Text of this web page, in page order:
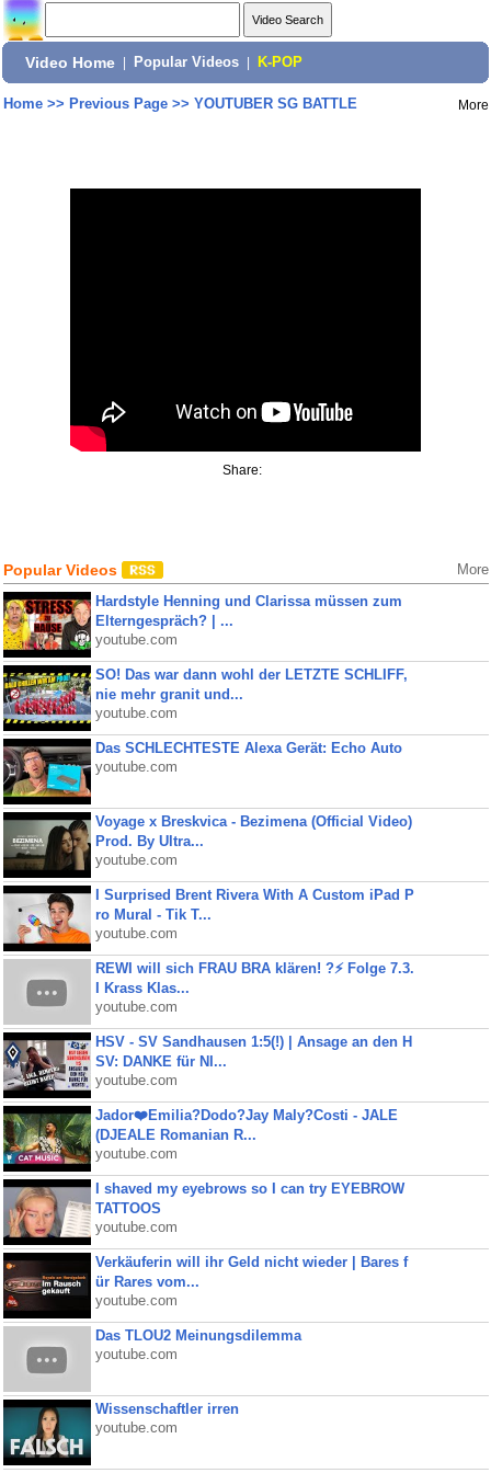
Video Home Popular Videos K-POP
Home>> Previous Page>> YOUTUBER SG BATTLE More
Share:
Popular Videos More
Hardstyle Henning und Clarissa müssen zum
Elterngespräch? | ...
youtube.com
SO! Das war dann wohl der LETZTE SCHLIFF,
nie mehr granit und...
youtube.com
Das SCHLECHTESTE Alexa Gerät: Echo Auto
youtube.com
Voyage x Breskvica - Bezimena (Official Video)
Prod. By Ultra...
youtube.com
I Surprised Brent Rivera With A Custom iPad P
ro Mural - Tik T...
youtube.com
REWI will sich FRAU BRA klären! ?⚡️ Folge 7.3.
I Krass Klas...
youtube.com
HSV - SV Sandhausen 1:5(!) | Ansage an den H
SV: DANKE für NI...
youtube.com
Jador❤️Emilia?Dodo?Jay Maly?Costi - JALE
(DJEALE Romanian R...
youtube.com
I shaved my eyebrows so I can try EYEBROW
TATTOOS
youtube.com
Verkäuferin will ihr Geld nicht wieder | Bares f
ür Rares vom...
youtube.com
Das TLOU2 Meinungsdilemma
youtube.com
Wissenschaftler irren
youtube.com